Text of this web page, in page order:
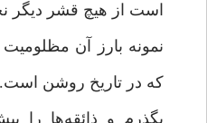
است از هيچ قشر ديگر
نمونه بارز آن
كه در تاريخ روشن است.
بگذرم و ذائقه‌ها را